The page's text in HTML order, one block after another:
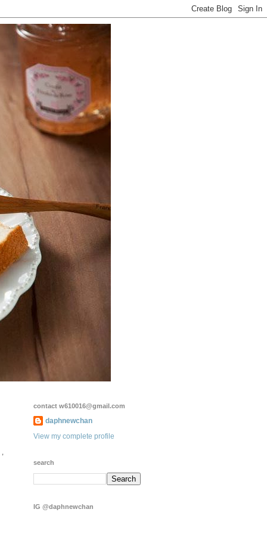
contact w610016@gmail.com
daphnewchan
View my complete profile
search
IG @daphnewchan